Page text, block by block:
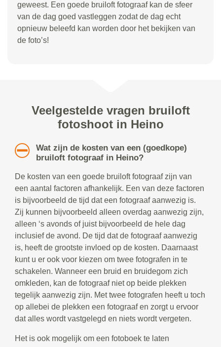
geweest. Een goede bruiloft fotograaf kan de sfeer
van de dag goed vastleggen zodat de dag echt
opnieuw beleefd kan worden door het bekijken van
de foto’s!
Veelgestelde vragen bruiloft
fotoshoot in Heino
Wat zijn de kosten van een (goedkope)
bruiloft fotograaf in Heino?
De kosten van een goede bruiloft fotograaf zijn van
een aantal factoren afhankelijk. Een van deze factoren
is bijvoorbeeld de tijd dat een fotograaf aanwezig is.
Zij kunnen bijvoorbeeld alleen overdag aanwezig zijn,
alleen ‘s avonds of juist bijvoorbeeld de hele dag
inclusief de avond. De tijd dat de fotograaf aanwezig
is, heeft de grootste invloed op de kosten. Daarnaast
kunt u er ook voor kiezen om twee fotografen in te
schakelen. Wanneer een bruid en bruidegom zich
omkleden, kan de fotograaf niet op beide plekken
tegelijk aanwezig zijn. Met twee fotografen heeft u toch
op allebei de plekken een fotograaf en zorgt u ervoor
dat alles wordt vastgelegd en niets wordt vergeten.
Het is ook mogelijk om een fotoboek te laten